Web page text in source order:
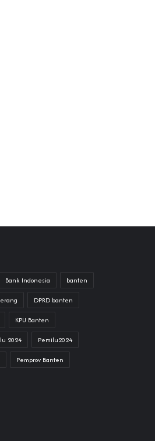
Bank Indonesia banten
DPRD banten
KPU Banten
2024 Pemilu2024
Pemprov Banten